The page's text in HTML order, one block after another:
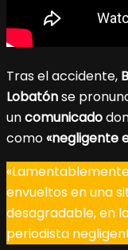
Tras el accidente,
Lobatónse
uncomunicado
como«negligente
envueltos en una
desagradable, en
periodista